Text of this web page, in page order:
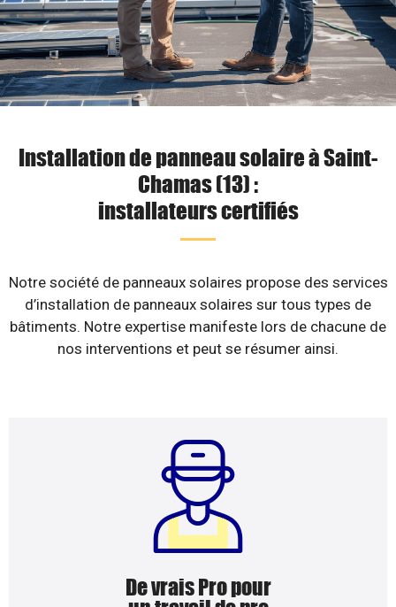
Installation de panneau solaire à Saint-
Chamas (13) :
installateurs certifiés
Notre société de panneaux solaires propose des services
d’installation de panneaux solaires sur tous types de
bâtiments. Notre expertise manifeste lors de chacune de
nos interventions et peut se résumer ainsi.
De vrais Pro pour